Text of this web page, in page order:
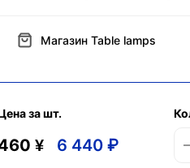
Магазин Table lamps
за шт.
¥ 6 440 ₽